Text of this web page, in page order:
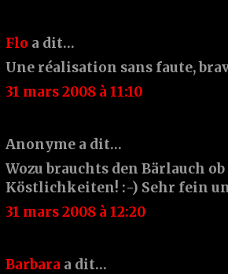
Flo a dit…
Une réalisation sans faute,
31 mars 2008 à 11:10
Anonyme a dit…
Wozu brauchts den Bärlauch
Köstlichkeiten! :-) Sehr fein
31 mars 2008 à 12:20
Barbara a dit…